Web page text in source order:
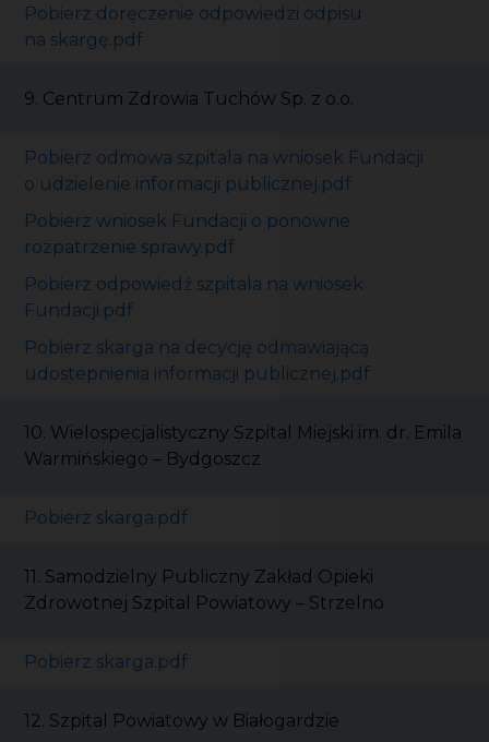
Pobierz doręczenie odpowiedzi odpisu
na skargę.pdf
9. Centrum Zdrowia Tuchów Sp. z o.o.
Pobierz odmowa szpitala na wniosek Fundacji
o udzielenie informacji publicznej.pdf
Pobierz wniosek Fundacji o ponowne
rozpatrzenie sprawy.pdf
Pobierz odpowiedź szpitala na wniosek
Fundacji.pdf
Pobierz skarga na decycję odmawiającą
udostepnienia informacji publicznej.pdf
10. Wielospecjalistyczny Szpital Miejski im. dr. Emila
Warmińskiego – Bydgoszcz
Pobierz skarga.pdf
11. Samodzielny Publiczny Zakład Opieki
Zdrowotnej Szpital Powiatowy – Strzelno
Pobierz skarga.pdf
12. Szpital Powiatowy w Białogardzie